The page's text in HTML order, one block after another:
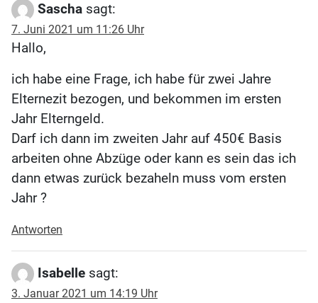
Sascha sagt:
7. Juni 2021 um 11:26 Uhr
Hallo,
ich habe eine Frage, ich habe für zwei Jahre
Elternezit bezogen, und bekommen im ersten
Jahr Elterngeld.
Darf ich dann im zweiten Jahr auf 450€ Basis
arbeiten ohne Abzüge oder kann es sein das ich
dann etwas zurück bezaheln muss vom ersten
Jahr ?
Antworten
Isabelle sagt:
3. Januar 2021 um 14:19 Uhr